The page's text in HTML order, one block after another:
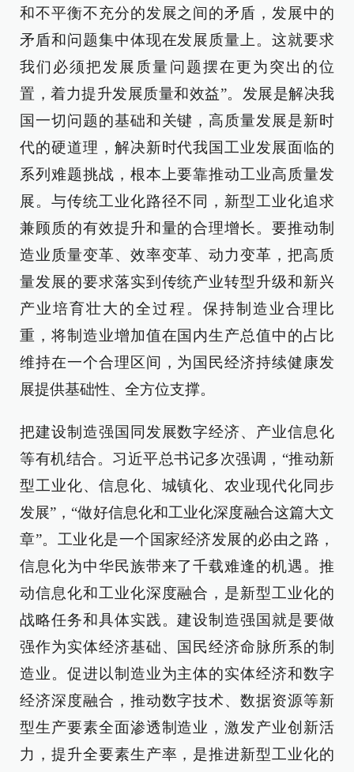
和不平衡不充分的发展之间的矛盾，发展中的
矛盾和问题集中体现在发展质量上。这就要求
我们必须把发展质量问题摆在更为突出的位
置，着力提升发展质量和效益”。发展是解决我
国一切问题的基础和关键，高质量发展是新时
代的硬道理，解决新时代我国工业发展面临的
系列难题挑战，根本上要靠推动工业高质量发
展。与传统工业化路径不同，新型工业化追求
兼顾质的有效提升和量的合理增长。要推动制
造业质量变革、效率变革、动力变革，把高质
量发展的要求落实到传统产业转型升级和新兴
产业培育壮大的全过程。保持制造业合理比
重，将制造业增加值在国内生产总值中的占比
维持在一个合理区间，为国民经济持续健康发
展提供基础性、全方位支撑。
把建设制造强国同发展数字经济、产业信息化
等有机结合。习近平总书记多次强调，“推动新
型工业化、信息化、城镇化、农业现代化同步
发展”，“做好信息化和工业化深度融合这篇大文
章”。工业化是一个国家经济发展的必由之路，
信息化为中华民族带来了千载难逢的机遇。推
动信息化和工业化深度融合，是新型工业化的
战略任务和具体实践。建设制造强国就是要做
强作为实体经济基础、国民经济命脉所系的制
造业。促进以制造业为主体的实体经济和数字
经济深度融合，推动数字技术、数据资源等新
型生产要素全面渗透制造业，激发产业创新活
力，提升全要素生产率，是推进新型工业化的